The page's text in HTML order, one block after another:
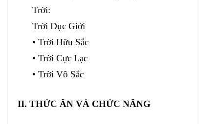
Trời:
Trời Dục Giới
• Trời Hữu Sắc
• Trời Cực Lạc
• Trời Vô Sắc
II. THỨC ĂN VÀ CHỨC NĂNG